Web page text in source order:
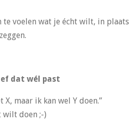
voelen wat je écht wilt, in plaats
dat wél past
X, maar ik kan wel Y doen.”
wilt doen ;-)